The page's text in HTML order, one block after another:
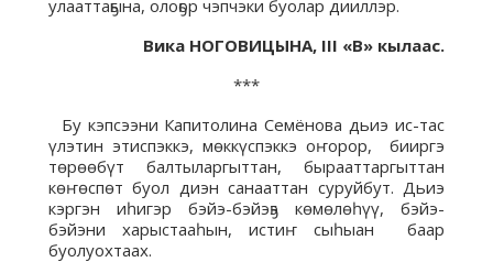
улааттаҕына, олоҕор чэпчэки буолар дииллэр.
Вика НОГОВИЦЫНА, III «В» кылаас.
***
Бу кэпсээни Капитолина Семёнова дьиэ ис-тас
үлэтин этиспэккэ, мөккүспэккэ оҥорор, бииргэ
төрөөбүт балтыларгыттан, бырааттаргыттан
көҥөспөт буол диэн санааттан суруйбут. Дьиэ
кэргэн иһигэр бэйэ-бэйэҕэ көмөлөһүү, бэйэ-
бэйэни харыстааһын, истиҥ сыһыан баар
буолуохтаах.